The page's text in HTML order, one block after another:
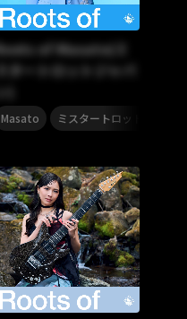
of Masato(ミ
スタートロットジャパ
Masato ミスタートロットジャパン